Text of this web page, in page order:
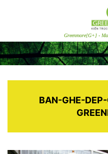
Greenmore[G+] -
BAN-GHE-